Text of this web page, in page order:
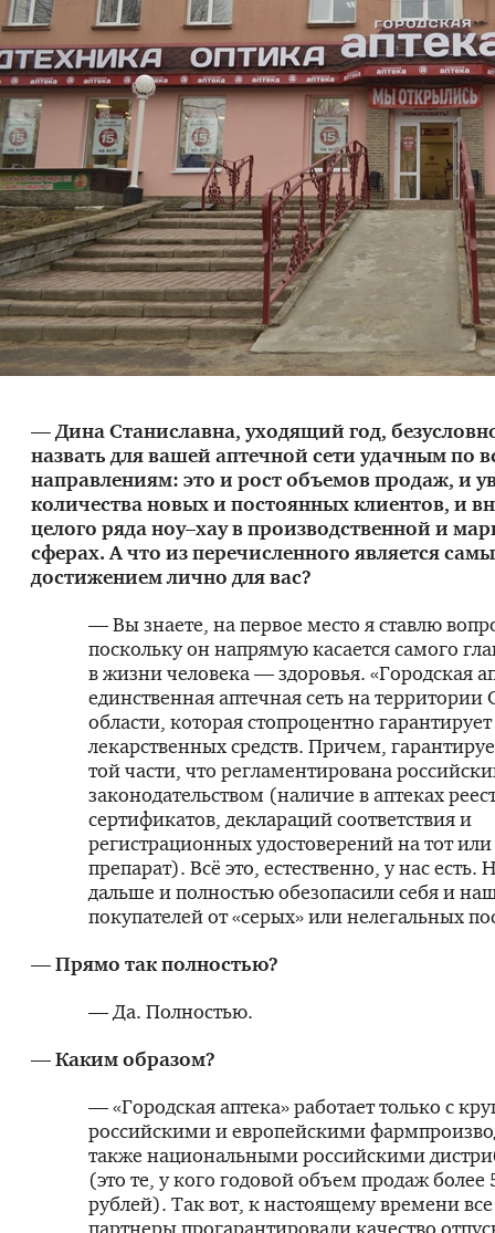
— Дина Станиславна, уходящий год,
назвать для вашей аптечной сети удачным по
направлениям: это и рост объемов продаж, и
количества новых и постоянных клиентов, и
целого ряда ноу–хау в производственной и
сферах. А что из перечисленного является
достижением лично для вас?
— Вы знаете, на первое место я ставлю
поскольку он напрямую касается самого
в жизни человека — здоровья. «Городская
единственная аптечная сеть на
области, которая стопроцентно
лекарственных средств. Причем,
той части, что регламентирована
законодательством (наличие в аптеках
сертификатов, деклараций соответствия и
регистрационных удостоверений на тот
препарат). Всё это, естественно, у нас
дальше и полностью обезопасили себя и
покупателей от «серых» или нелегальных
— Прямо так полностью?
— Да. Полностью.
— Каким образом?
— «Городская аптека» работает только с
российскими и европейскими
также национальными российскими
(это те, у кого годовой объем продаж
рублей). Так вот, к настоящему времени